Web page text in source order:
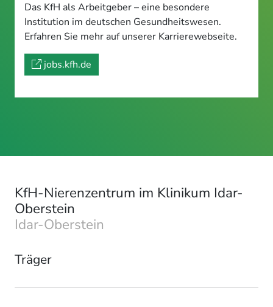
Das KfH als Arbeitgeber – eine besondere
Institution im deutschen Gesundheitswesen.
Erfahren Sie mehr auf unserer Karrierewebseite.
jobs.kfh.de
KfH-Nierenzentrum im Klinikum Idar-
Oberstein
Idar-Oberstein
Träger